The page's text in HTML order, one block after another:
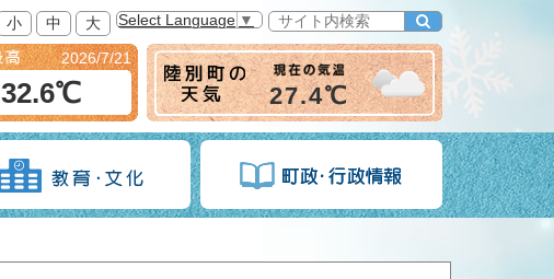
小 中 大 Select Language ▼
2026/7/21
32.6℃ 27.4℃